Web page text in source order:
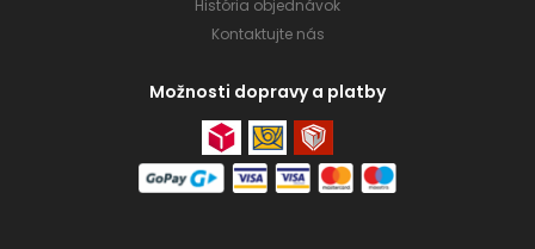
História objednávok
Kontaktujte nás
Možnosti dopravy a platby